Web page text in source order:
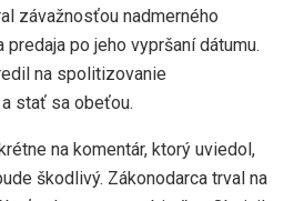
závažnosťou nadmerného
po jeho vypršaní dátumu.
na spolitizovanie
stať sa obeťou.
na komentár, ktorý uviedol,
škodlivý. Zákonodarca trval na